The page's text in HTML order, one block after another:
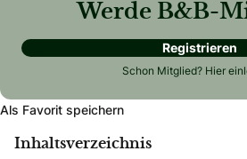
Werde B&B-
Registrieren
Schon Mitglied? Hier
Als Favorit speichern
Inhaltsverzeichnis